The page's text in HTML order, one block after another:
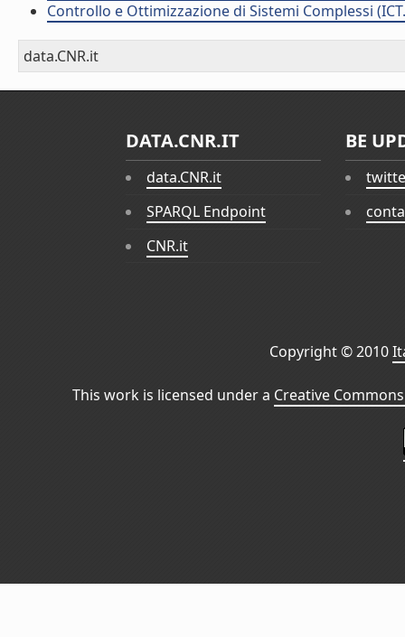
Controllo e Ottimizzazione di Sistemi Complessi
data.CNR.it
DATA.CNR.IT
data.CNR.it
SPARQL Endpoint
CNR.it
BE
Copyright © 2010
This work is licensed under a Creative